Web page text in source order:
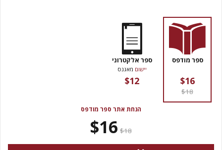
ספר מודפס
$16
$18
ספר אלקטרוני
יישום מאגנס
$12
הנחת אתר ספר מודפס
$18
$16